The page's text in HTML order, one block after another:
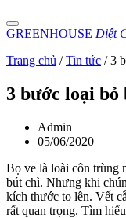
GREENHOUSE Diệt
Trang chủ /Tin tức /3
3 bước loại bỏ
Admin
05/06/2020
Bọ ve là loài côn trùng
bút chì. Nhưng khi
kích thước to lên. Vết
rất quan trọng. Tìm hiểu